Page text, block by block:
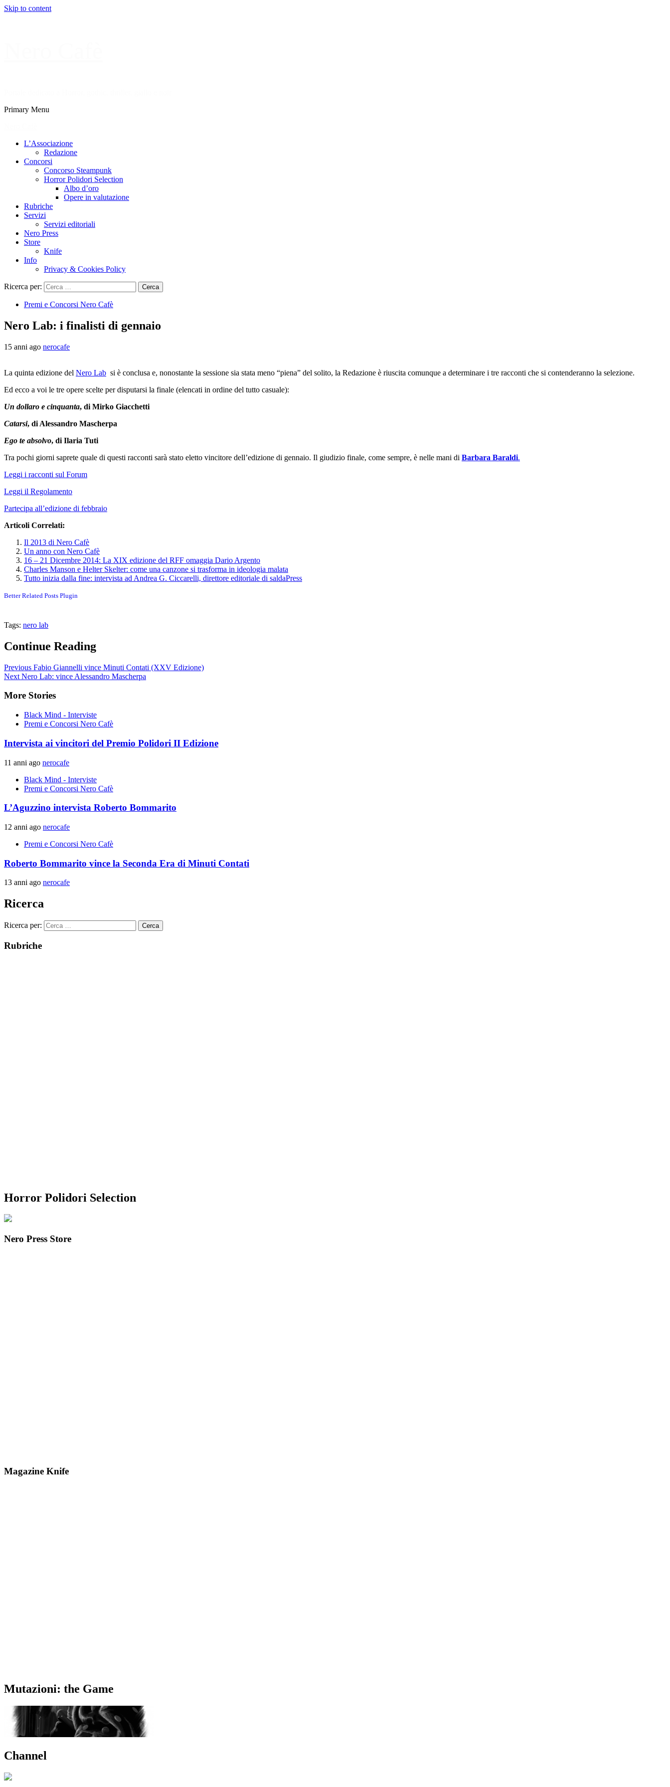
Skip to content
Primary Menu
L’Associazione
Redazione
Concorsi
Concorso Steampunk
Horror Polidori Selection
Albo d’oro
Opere in valutazione
Rubriche
Servizi
Servizi editoriali
Nero Press
Store
Knife
Info
Privacy & Cookies Policy
Ricerca per:
Premi e Concorsi Nero Cafè
Nero Lab: i finalisti di gennaio
15 anni ago nerocafe
La quinta edizione del Nero Lab si è conclusa e, nonostante la sessione sia stata meno “piena” del solito, la Redazione è riuscita comunque a determinare i tre racconti che si contenderanno la selezione.
Ed ecco a voi le tre opere scelte per disputarsi la finale (elencati in ordine del tutto casuale):
Un dollaro e cinquanta, di Mirko Giacchetti
Catarsi, di Alessandro Mascherpa
Ego te absolvo, di Ilaria Tuti
Tra pochi giorni saprete quale di questi racconti sarà stato eletto vincitore dell’edizione di gennaio. Il giudizio finale, come sempre, è nelle mani di Barbara Baraldi.
Leggi i racconti sul Forum
Leggi il Regolamento
Partecipa all’edizione di febbraio
Articoli Correlati:
Il 2013 di Nero Cafè
Un anno con Nero Cafè
16 – 21 Dicembre 2014: La XIX edizione del RFF omaggia Dario Argento
Charles Manson e Helter Skelter: come una canzone si trasforma in ideologia malata
Tutto inizia dalla fine: intervista ad Andrea G. Ciccarelli, direttore editoriale di saldaPress
Better Related Posts Plugin
Tags: nero lab
Continue Reading
Previous Fabio Giannelli vince Minuti Contati (XXV Edizione)
Next Nero Lab: vince Alessandro Mascherpa
More Stories
Black Mind - Interviste
Premi e Concorsi Nero Cafè
Intervista ai vincitori del Premio Polidori II Edizione
11 anni ago nerocafe
Black Mind - Interviste
Premi e Concorsi Nero Cafè
L’Aguzzino intervista Roberto Bommarito
12 anni ago nerocafe
Premi e Concorsi Nero Cafè
Roberto Bommarito vince la Seconda Era di Minuti Contati
13 anni ago nerocafe
Ricerca
Ricerca per:
Rubriche
Horror Polidori Selection
Nero Press Store
Magazine Knife
Mutazioni: the Game
Channel